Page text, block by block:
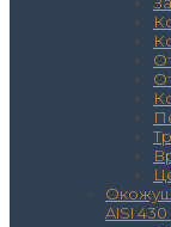
AISI 430